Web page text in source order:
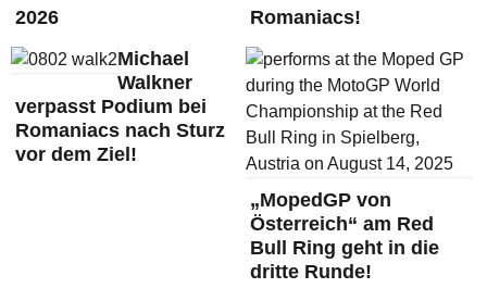
2026
Romaniacs!
Michael
Walkner
verpasst Podium bei
Romaniacs nach Sturz
vor dem Ziel!
„MopedGP von
Österreich“ am Red
Bull Ring geht in die
dritte Runde!